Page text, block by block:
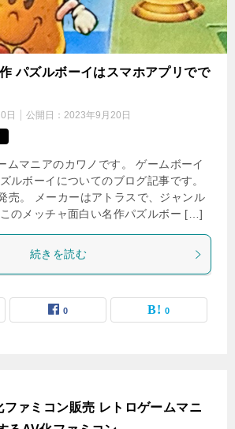
パズルボーイはスマホアプリでで
日 公開日： 2023年9月20日
ムマニアのカワノです。 ゲームボーイ
ルボーイについてのブログ記事です。
売。 メーカーはアトラスで、ジャンル
のメッチャ面白い名作パズルボー […]
続きを読む
0 0